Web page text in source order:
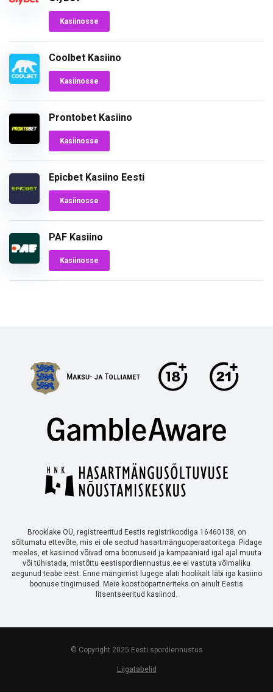
Kasiinosse
Coolbet Kasiino
Kasiinosse
Prontobet Kasiino
Kasiinosse
Epicbet Kasiino Eesti
Kasiinosse
PAF Kasiino
Kasiinosse
Brooklake OÜ, registreeritud Eestis registrikoodiga 16460138, on
sõltumatu ettevõte, mis ei ole seotud hasartmänguoperaatoritega. Pidage
meeles, et kasiinod võivad oma boonuseid ja kampaaniaid igal ajal muuta
või tühistada, mistõttu eestispordiennustus.ee ei vastuta võimaliku
aegunud teabe eest. Enne mängimist lugege alati hoolikalt läbi iga kasiino
boonuse tingimused. Meie koostööpartneriteks on ainult Eestis
litsentseeritud kasiinod.
© Copyright 2025 Eesti spordiennustus
Liigatabelid